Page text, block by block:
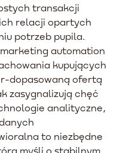
transakcji
relacji opartych
potrzeb pupila.
automation
kupujących
dopasowaną ofertą
zasygnalizują chęć
analityczne,
to niezbędne
myśli o stabilnym